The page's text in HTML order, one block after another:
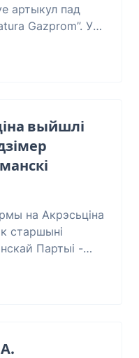
артыкул пад
Gazprom”. Уся
Газп
выйшлі
на Акрэсьціна
старшыні
Партыі -
Яны адседзелі 15